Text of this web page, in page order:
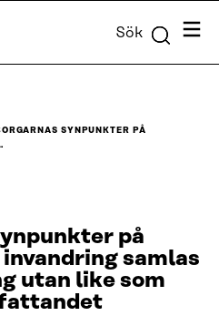
Sök Meny
SYNPUNKTER PÅ
på
samlas
utan like som